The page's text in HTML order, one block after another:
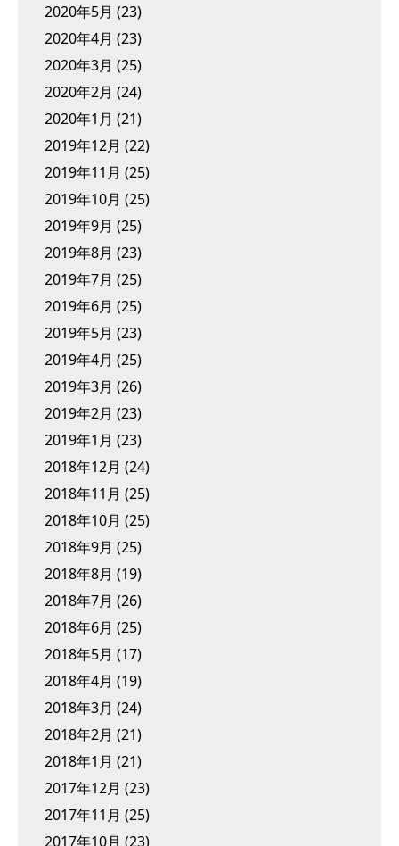
2020年5月 (23)
2020年4月 (23)
2020年3月 (25)
2020年2月 (24)
2020年1月 (21)
2019年12月 (22)
2019年11月 (25)
2019年10月 (25)
2019年9月 (25)
2019年8月 (23)
2019年7月 (25)
2019年6月 (25)
2019年5月 (23)
2019年4月 (25)
2019年3月 (26)
2019年2月 (23)
2019年1月 (23)
2018年12月 (24)
2018年11月 (25)
2018年10月 (25)
2018年9月 (25)
2018年8月 (19)
2018年7月 (26)
2018年6月 (25)
2018年5月 (17)
2018年4月 (19)
2018年3月 (24)
2018年2月 (21)
2018年1月 (21)
2017年12月 (23)
2017年11月 (25)
2017年10月 (23)